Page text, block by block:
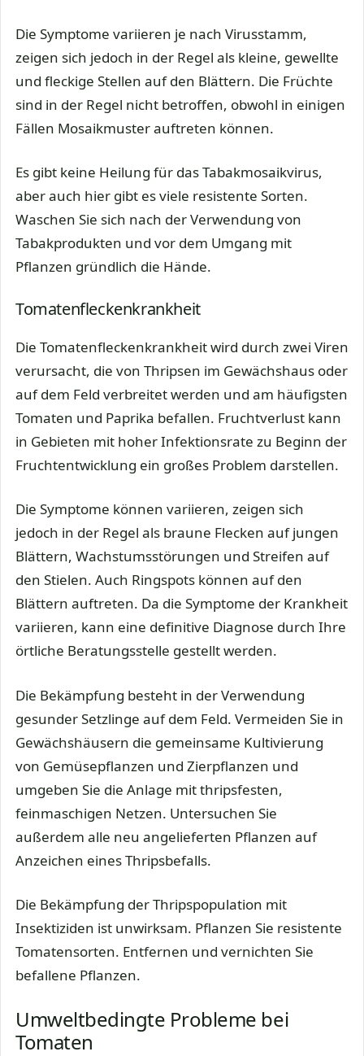
Die Symptome variieren je nach Virusstamm,
zeigen sich jedoch in der Regel als kleine, gewellte
und fleckige Stellen auf den Blättern. Die Früchte
sind in der Regel nicht betroffen, obwohl in einigen
Fällen Mosaikmuster auftreten können.
Es gibt keine Heilung für das Tabakmosaikvirus,
aber auch hier gibt es viele resistente Sorten.
Waschen Sie sich nach der Verwendung von
Tabakprodukten und vor dem Umgang mit
Pflanzen gründlich die Hände.
Tomatenfleckenkrankheit
Die Tomatenfleckenkrankheit wird durch zwei Viren
verursacht, die von Thripsen im Gewächshaus oder
auf dem Feld verbreitet werden und am häufigsten
Tomaten und Paprika befallen. Fruchtverlust kann
in Gebieten mit hoher Infektionsrate zu Beginn der
Fruchtentwicklung ein großes Problem darstellen.
Die Symptome können variieren, zeigen sich
jedoch in der Regel als braune Flecken auf jungen
Blättern, Wachstumsstörungen und Streifen auf
den Stielen. Auch Ringspots können auf den
Blättern auftreten. Da die Symptome der Krankheit
variieren, kann eine definitive Diagnose durch Ihre
örtliche Beratungsstelle gestellt werden.
Die Bekämpfung besteht in der Verwendung
gesunder Setzlinge auf dem Feld. Vermeiden Sie in
Gewächshäusern die gemeinsame Kultivierung
von Gemüsepflanzen und Zierpflanzen und
umgeben Sie die Anlage mit thripsfesten,
feinmaschigen Netzen. Untersuchen Sie
außerdem alle neu angelieferten Pflanzen auf
Anzeichen eines Thripsbefalls.
Die Bekämpfung der Thripspopulation mit
Insektiziden ist unwirksam. Pflanzen Sie resistente
Tomatensorten. Entfernen und vernichten Sie
befallene Pflanzen.
Umweltbedingte Probleme bei
Tomaten